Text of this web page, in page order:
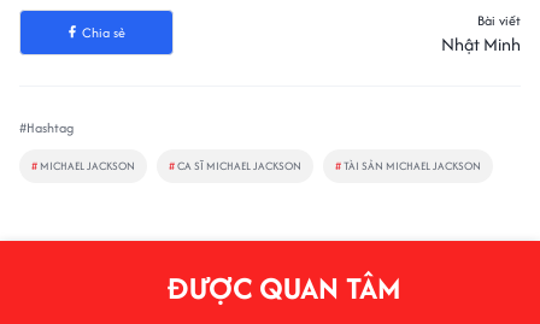
Chia sẻ
Bài viết
Nhật Minh
#Hashtag
# MICHAEL JACKSON #CA SĨ MICHAEL JACKSON #TÀI SẢN MICHAEL JACKSON
ĐƯỢC QUAN TÂM